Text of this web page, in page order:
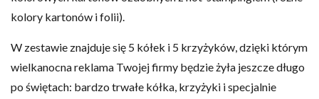
kolory kartonów i folii).
W zestawie znajduje się 5 kółek i 5 krzyżyków, dzięki którym
wielkanocna reklama Twojej firmy będzie żyła jeszcze długo
po świętach: bardzo trwałe kółka, krzyżyki i specjalnie